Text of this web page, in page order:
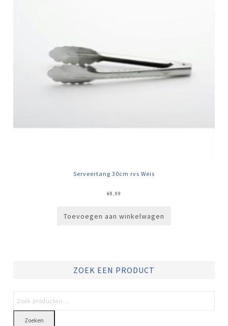
Serveertang 30cm rvs Weis
€8,99
Toevoegen aan winkelwagen
ZOEK EEN PRODUCT
Zoeken